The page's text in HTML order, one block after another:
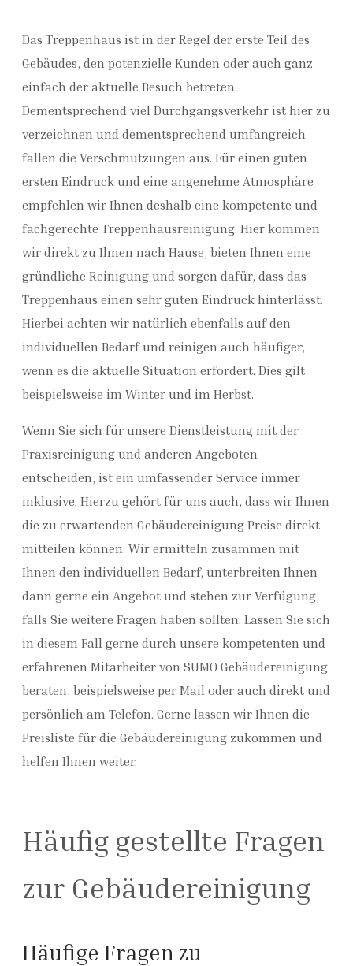
Das Treppenhaus ist in der Regel der erste Teil des
Gebäudes, den potenzielle Kunden oder auch ganz
einfach der aktuelle Besuch betreten.
Dementsprechend viel Durchgangsverkehr ist hier zu
verzeichnen und dementsprechend umfangreich
fallen die Verschmutzungen aus. Für einen guten
ersten Eindruck und eine angenehme Atmosphäre
empfehlen wir Ihnen deshalb eine kompetente und
fachgerechte Treppenhausreinigung. Hier kommen
wir direkt zu Ihnen nach Hause, bieten Ihnen eine
gründliche Reinigung und sorgen dafür, dass das
Treppenhaus einen sehr guten Eindruck hinterlässt.
Hierbei achten wir natürlich ebenfalls auf den
individuellen Bedarf und reinigen auch häufiger,
wenn es die aktuelle Situation erfordert. Dies gilt
beispielsweise im Winter und im Herbst.
Wenn Sie sich für unsere Dienstleistung mit der
Praxisreinigung und anderen Angeboten
entscheiden, ist ein umfassender Service immer
inklusive. Hierzu gehört für uns auch, dass wir Ihnen
die zu erwartenden Gebäudereinigung Preise direkt
mitteilen können. Wir ermitteln zusammen mit
Ihnen den individuellen Bedarf, unterbreiten Ihnen
dann gerne ein Angebot und stehen zur Verfügung,
falls Sie weitere Fragen haben sollten. Lassen Sie sich
in diesem Fall gerne durch unsere kompetenten und
erfahrenen Mitarbeiter von SUMO Gebäudereinigung
beraten, beispielsweise per Mail oder auch direkt und
persönlich am Telefon. Gerne lassen wir Ihnen die
Preisliste für die Gebäudereinigung zukommen und
helfen Ihnen weiter.
Häufig gestellte Fragen
zur Gebäudereinigung
Häufige Fragen zu